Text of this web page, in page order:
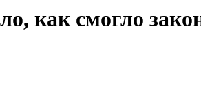
как смогло